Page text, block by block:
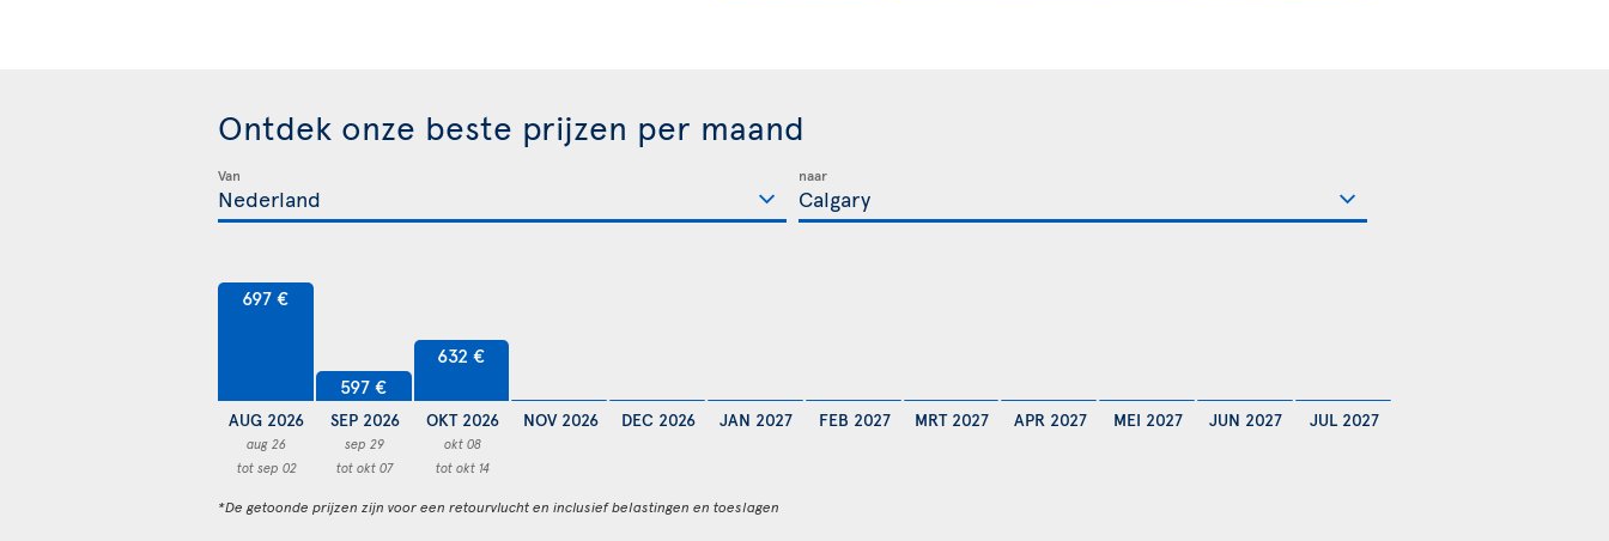
Ontdek onze beste prijzen per maand
Van naar
697 €
AUG 2026
aug 26
tot sep 02
597 €
SEP 2026
sep 29
tot okt 07
632 €
OKT 2026
okt 08
tot okt 14
NOV 2026 DEC 2026 JAN 2027 FEB 2027 MRT 2027 APR 2027 MEI 2027 JUN 2027 JUL 2027
*De getoonde prijzen zijn voor een retourvlucht en inclusief belastingen en toeslagen